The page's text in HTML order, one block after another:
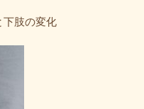
下肢の変化